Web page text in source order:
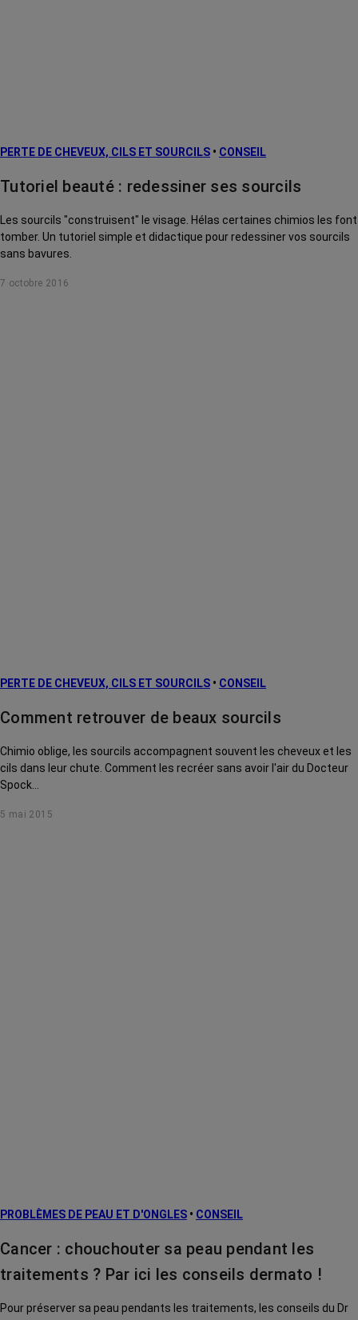
PERTE DE CHEVEUX, CILS ET SOURCILS • CONSEIL
Tutoriel beauté : redessiner ses sourcils
Les sourcils "construisent" le visage. Hélas certaines chimios les font
tomber. Un tutoriel simple et didactique pour redessiner vos sourcils
sans bavures.
7 octobre 2016
PERTE DE CHEVEUX, CILS ET SOURCILS • CONSEIL
Comment retrouver de beaux sourcils
Chimio oblige, les sourcils accompagnent souvent les cheveux et les
cils dans leur chute. Comment les recréer sans avoir l'air du Docteur
Spock...
5 mai 2015
PROBLÈMES DE PEAU ET D'ONGLES • CONSEIL
Cancer : chouchouter sa peau pendant les
traitements ? Par ici les conseils dermato !
Pour préserver sa peau pendants les traitements, les conseils du Dr